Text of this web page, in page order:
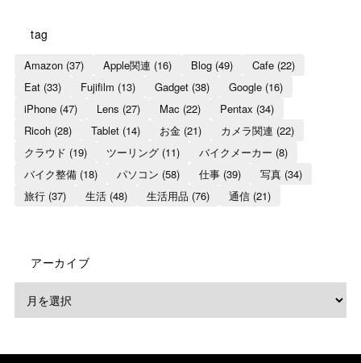
tag
Amazon(37) Apple関連 (16) Blog(49) Cafe(22)
Eat(33) Fujifilm (13) Gadget(38) Google(16)
iPhone(47) Lens (27) Mac (22) Pentax (34)
Ricoh(28) Tablet(14) お金(21) カメラ関連 (22)
クラウド (19) ツーリング(11) バイクメーカー (8)
バイク整備(18) パソコン (58) 仕事(39) 写真(34)
旅行(37) 生活(48) 生活用品 (76) 通信(21)
アーカイブ